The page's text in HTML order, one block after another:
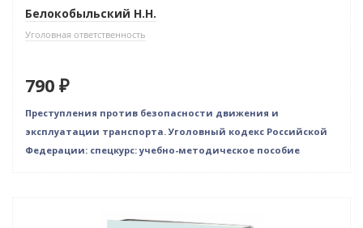
Белокобыльский Н.Н.
Уголовная ответственность
790 ₽
Преступления против безопасности движения и
эксплуатации транспорта. Уголовный кодекс Российской
Федерации: спецкурс: учебно-методическое пособие